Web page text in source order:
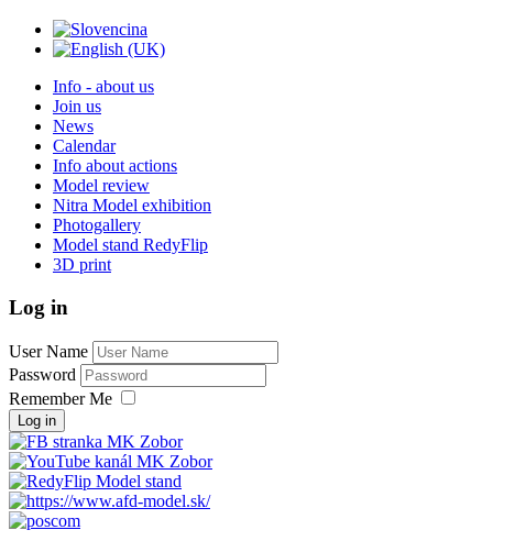
Info - about us
Join us
News
Calendar
Info about actions
Model review
Nitra Model exhibition
Photogallery
Model stand RedyFlip
3D print
Log in
User Name
Password
Remember Me
Log in